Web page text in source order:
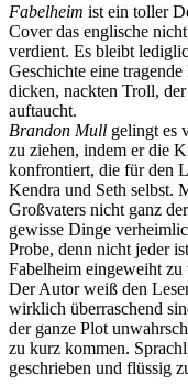
Fabelheim ist ein toller
Cover das englische
verdient. Es bleibt
Geschichte eine
dicken, nackten Troll,
auftaucht.
Brandon Mull gelingt es
zu ziehen, indem er die
konfrontiert, die für den
Kendra und Seth selbst.
Großvaters nicht ganz
gewisse Dinge
Probe, denn nicht jeder
Fabelheim eingeweiht zu
Der Autor weiß den
wirklich überraschend
der ganze Plot
zu kurz kommen.
geschrieben und flüssig